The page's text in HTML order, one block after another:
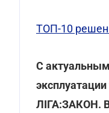
ТОП-10
С
ЛІГА:ЗАКОН.